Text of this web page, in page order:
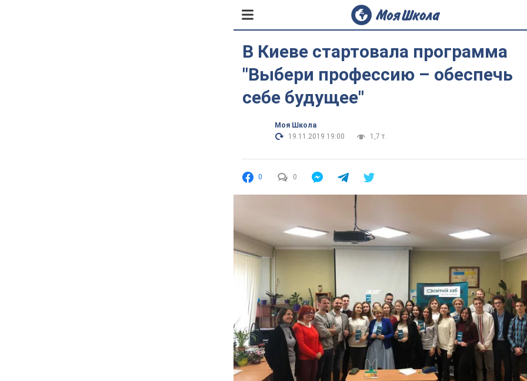
В Киеве стартовала программа
"Выбери профессию – обеспечь
себе будущее"
Моя Школа
19.11.2019 19:00
1,7 т.
0 0